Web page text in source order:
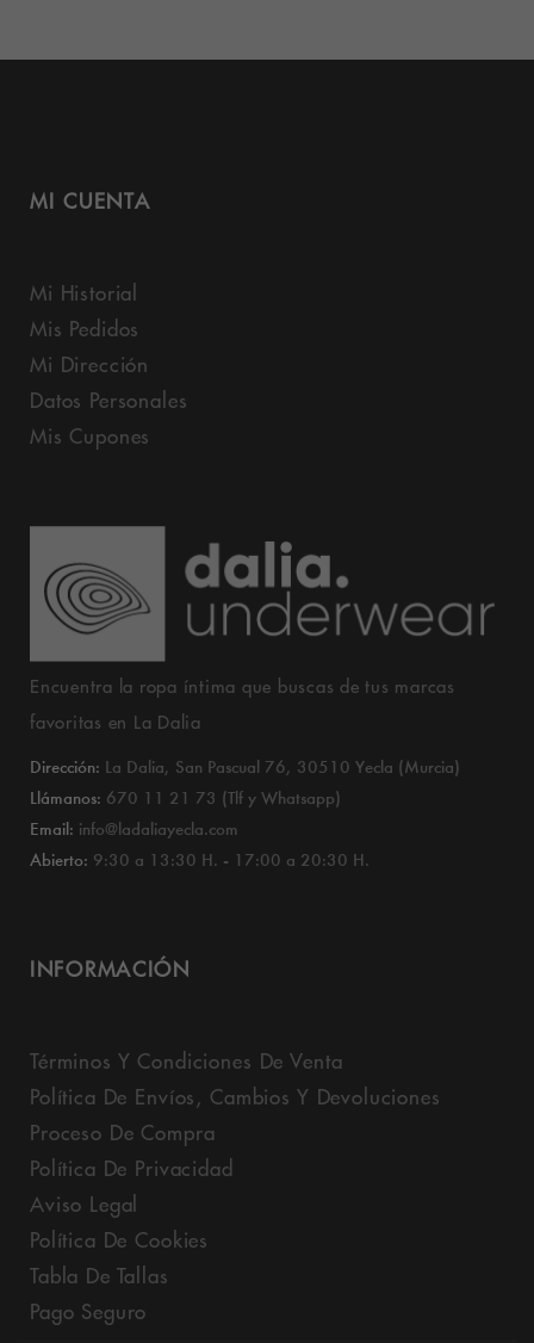
MI CUENTA
Mi Historial
Mis Pedidos
Mi Dirección
Datos Personales
Mis Cupones
Encuentra la ropa íntima que buscas de tus marcas
favoritas en La Dalia
Dirección: La Dalia, San Pascual 76, 30510 Yecla (Murcia)
Llámanos: 670 11 21 73 (Tlf y Whatsapp)
Email: info@ladaliayecla.com
Abierto: 9:30 a 13:30 H. - 17:00 a 20:30 H.
INFORMACIÓN
Términos Y Condiciones De Venta
Política De Envíos, Cambios Y Devoluciones
Proceso De Compra
Política De Privacidad
Aviso Legal
Política De Cookies
Tabla De Tallas
Pago Seguro